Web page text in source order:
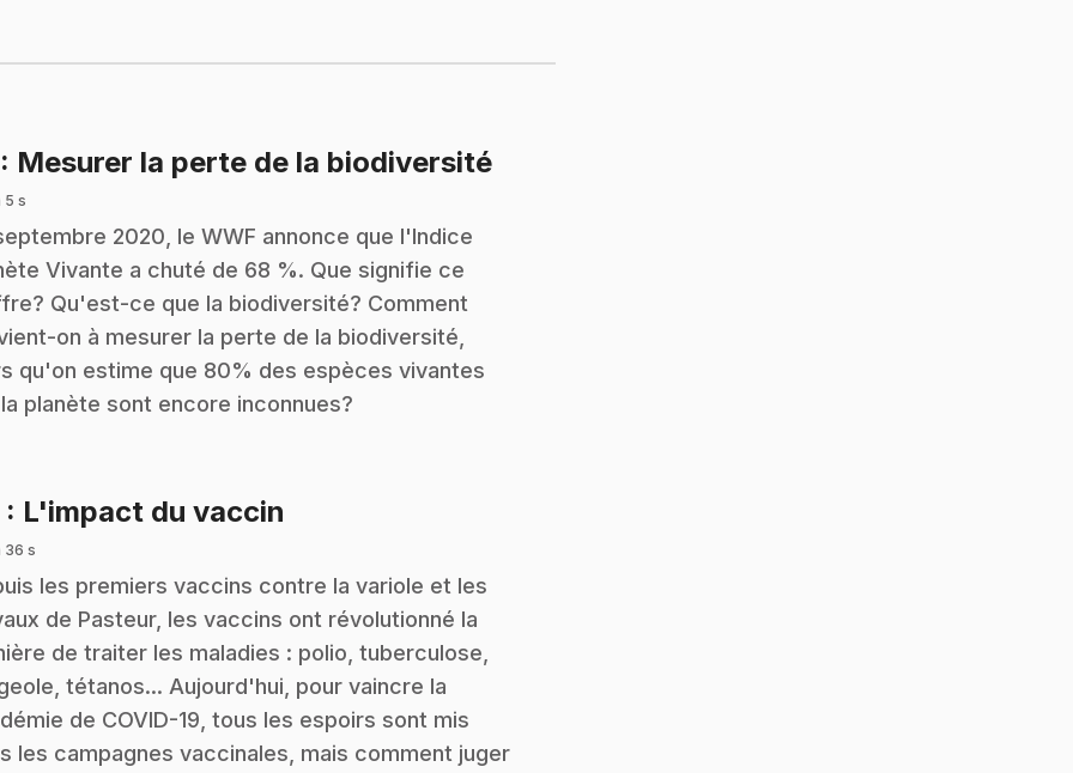
: Mesurer la perte de la biodiversité.
5 s
2020, le WWF annonce que l'Indice
Vivante a chuté de 68 %. Que signifie ce
Qu'est-ce que la biodiversité? Comment
on à mesurer la perte de la biodiversité,
qu'on estime que 80% des espèces vivantes
planète sont encore inconnues?
: L'impact du vaccin
36 s
les premiers vaccins contre la variole et les
de Pasteur, les vaccins ont révolutionné la
de traiter les maladies : polio, tuberculose,
tétanos... Aujourd'hui, pour vaincre la
de COVID-19, tous les espoirs sont mis
les campagnes vaccinales, mais comment juger